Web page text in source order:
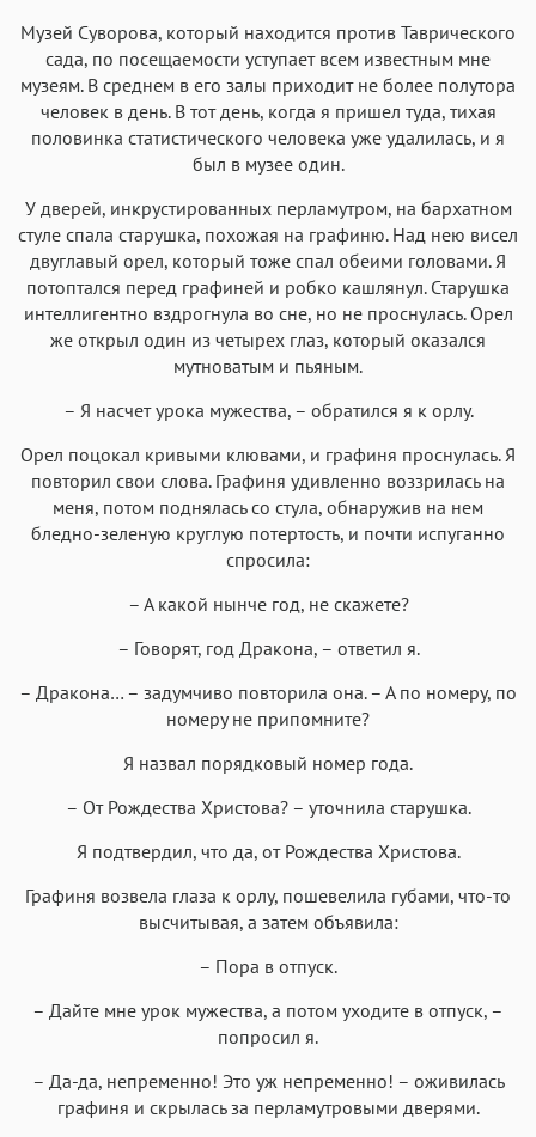
Courier Courier New Menlo SF Mono
Музей Суворова, который находится против Таврического
сада, по посещаемости уступает всем известным мне
музеям. В среднем в его залы приходит не более полутора
человек в день. В тот день, когда я пришел туда, тихая
половинка статистического человека уже удалилась, и я
был в музее один.
У дверей, инкрустированных перламутром, на бархатном
стуле спала старушка, похожая на графиню. Над нею висел
двуглавый орел, который тоже спал обеими головами. Я
потоптался перед графиней и робко кашлянул. Старушка
интеллигентно вздрогнула во сне, но не проснулась. Орел
же открыл один из четырех глаз, который оказался
мутноватым и пьяным.
– Я насчет урока мужества, – обратился я к орлу.
Орел поцокал кривыми клювами, и графиня проснулась. Я
повторил свои слова. Графиня удивленно воззрилась на
меня, потом поднялась со стула, обнаружив на нем
бледно-зеленую круглую потертость, и почти испуганно
спросила:
– А какой нынче год, не скажете?
– Говорят, год Дракона, – ответил я.
– Дракона… – задумчиво повторила она. – А по номеру, по
номеру не припомните?
Я назвал порядковый номер года.
– От Рождества Христова? – уточнила старушка.
Я подтвердил, что да, от Рождества Христова.
Графиня возвела глаза к орлу, пошевелила губами, что-то
высчитывая, а затем объявила:
– Пора в отпуск.
– Дайте мне урок мужества, а потом уходите в отпуск, –
попросил я.
– Да-да, непременно! Это уж непременно! – оживилась
графиня и скрылась за перламутровыми дверями.